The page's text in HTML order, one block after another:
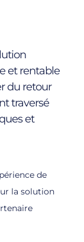
et rentable
du retour
traversé
et
de
la solution